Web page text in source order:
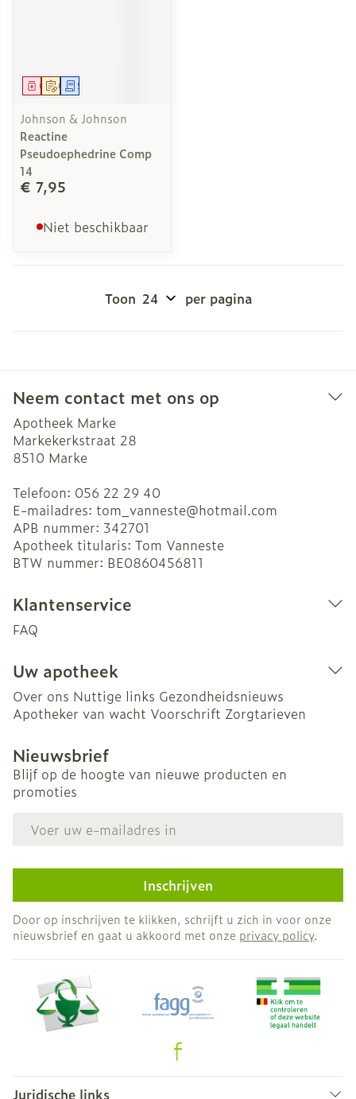
Op voorschrift
GeneesmiddelSchriftelijke aanvraag
Johnson & Johnson
Reactine
Pseudoephedrine Comp
14
€ 7,95
Niet beschikbaar
Toon per pagina
Neem contact met ons op
Apotheek Marke
Markekerkstraat 28
8510 Marke
Telefoon: 056 22 29 40
E-mailadres: tom_vanneste@hotmail.com
APB nummer: 342701
Apotheek titularis: Tom Vanneste
BTW nummer: BE0860456811
Klantenservice
FAQ
Uw apotheek
Over ons Nuttige links Gezondheidsnieuws
Apotheker van wacht Voorschrift Zorgtarieven
Nieuwsbrief
Blijf op de hoogte van nieuwe producten en
promoties
Inschrijven
Door op inschrijven te klikken, schrijft u zich in voor onze
nieuwsbrief en gaat u akkoord met onze privacy policy.
Juridische links